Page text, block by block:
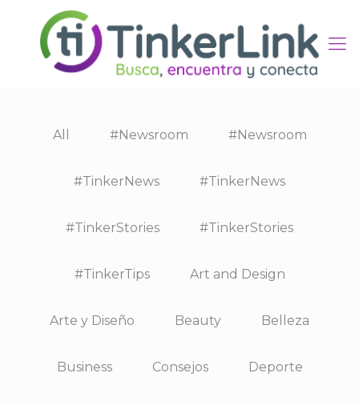
All #Newsroom #Newsroom
#TinkerNews #TinkerNews
#TinkerStories #TinkerStories
#TinkerTips Art and Design
Arte y Diseño Beauty Belleza
Business Consejos Deporte